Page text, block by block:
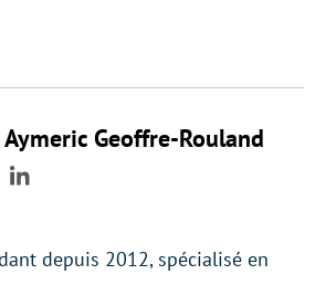
Aymeric Geoffre-Rouland
LinkedIn
depuis 2012, spécialisé en